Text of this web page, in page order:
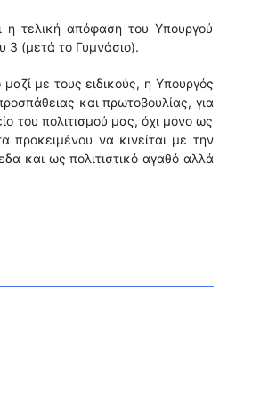
η τελική απόφαση του Υπουργού
3 (μετά το Γυμνάσιο).
με τους ειδικούς, η Υπουργός
και πρωτοβουλίας, για
του πολιτισμού μας, όχι μόνο ως
προκειμένου να κινείται με την
και ως πολιτιστικό αγαθό αλλά